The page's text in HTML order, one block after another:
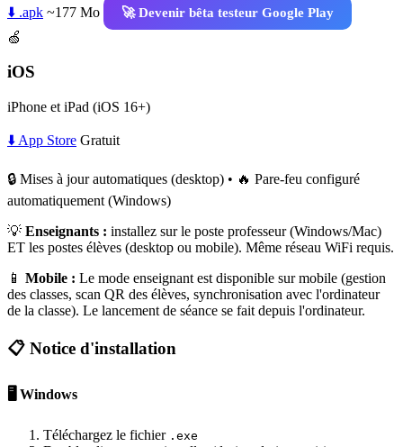
⬇️ .apk ~177 Mo
🚀 Devenir bêta testeur Google Play
🍏
iOS
iPhone et iPad (iOS 16+)
⬇️ App Store Gratuit
🔒 Mises à jour automatiques (desktop) • 🔥 Pare-feu configuré
automatiquement (Windows)
💡 Enseignants : installez sur le poste professeur (Windows/Mac)
ET les postes élèves (desktop ou mobile). Même réseau WiFi requis.
📱 Mobile : Le mode enseignant est disponible sur mobile (gestion
des classes, scan QR des élèves, synchronisation avec l'ordinateur
de la classe). Le lancement de séance se fait depuis l'ordinateur.
📋 Notice d'installation
🖥️ Windows
Téléchargez le fichier .exe